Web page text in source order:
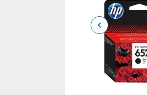
Previous